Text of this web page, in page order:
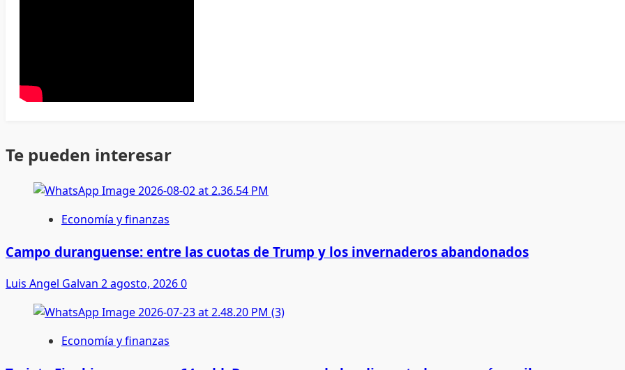
Te pueden interesar
Economía y finanzas
Campo duranguense: entre las cuotas de Trump y los invernaderos abandonados
Luis Angel Galvan 2 agosto, 20260
Economía y finanzas